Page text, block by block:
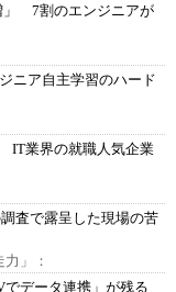
」 7割のエンジニアが
ニア自主学習のハード
IT業界の就職人気企業
査で露呈した現場の苦
」：
でデータ連携」が残る